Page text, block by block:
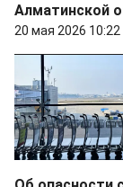
Алматинской
20 мая 2026 10:22